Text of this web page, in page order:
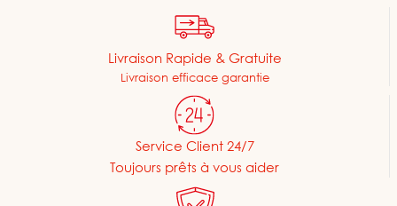
Livraison Rapide & Gratuite
Livraison efficace garantie
Service Client 24/7
Toujours prêts à vous aider